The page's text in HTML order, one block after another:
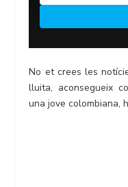
No et crees les
lluita, aconsegueix
una jove colombiana,